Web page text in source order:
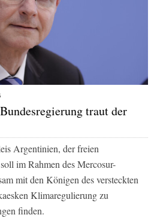
traut der
Argentinien, der freien
im Rahmen des Mercosur-
mit den Königen des versteckten
Klimaregulierung zu
finden.